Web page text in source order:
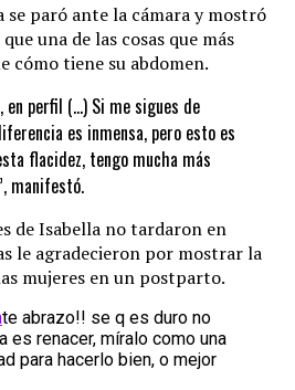
se paró ante la cámara y mostró
una de las cosas que más
cómo tiene su abdomen.
en perfil (…) Si me sigues de
es inmensa, pero esto es
flacidez, tengo mucha más
manifestó.
de Isabella no tardaron en
le agradecieron por mostrar la
mujeres en un postparto.
te abrazo!! se q es duro no
es renacer, míralo como una
para hacerlo bien, o mejor